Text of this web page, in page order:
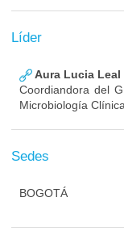
Líder
Aura Lucia Leal
Coordiandora del
Microbiología Clínica.
Sedes
BOGOTÁ